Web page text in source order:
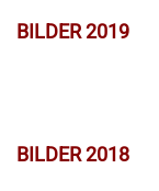
BILDER 2019
BILDER 2018